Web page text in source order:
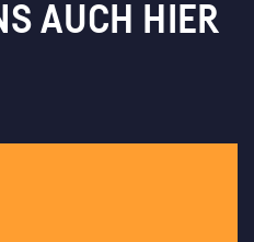
AUCH HIER